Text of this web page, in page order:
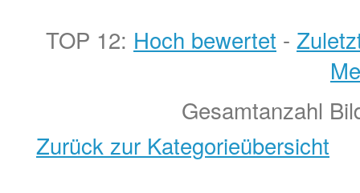
TOP 12: Hoch bewertet -
Gesamtanzahl
Zurück zur Kategorieübersicht